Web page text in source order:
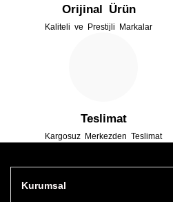
Orijinal Ürün
Kaliteli ve Prestijli Markalar
Teslimat
Kargosuz Merkezden Teslimat
Kurumsal